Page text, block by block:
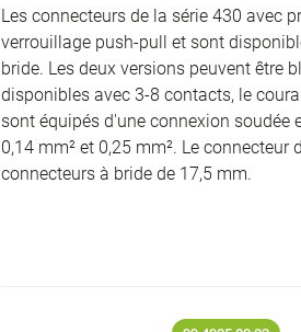
Les connecteurs de la série 430 avec
verrouillage push-pull et sont
bride. Les deux versions peuvent être
disponibles avec 3-8 contacts, le
sont équipés d'une connexion soudée
0,14 mm² et 0,25 mm². Le
connecteurs à bride de 17,5 mm.